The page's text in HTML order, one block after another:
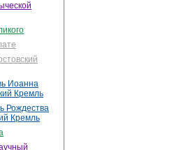
Иоанна
Кремль
Рождества
Кремль